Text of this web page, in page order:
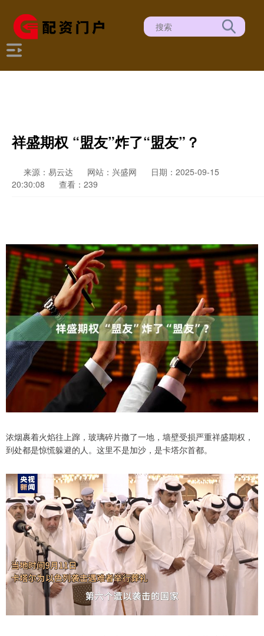
祥盛期权 “盟友”炸了“盟友”？
来源：易云达 网站：兴盛网
日期：2025-09-15
20:30:08
查看：239
浓烟裹着火焰往上蹿，玻璃碎片撒了一地，墙壁受损严重祥盛期权，
到处都是惊慌躲避的人。这里不是加沙，是卡塔尔首都。